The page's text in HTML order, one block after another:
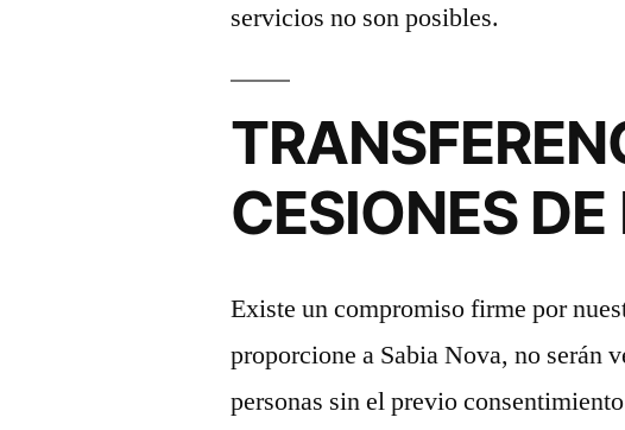
servicios no son posibles.
CESIONES
Existe un compromiso firme por
proporcione a Sabia Nova, no serán
personas sin el previo